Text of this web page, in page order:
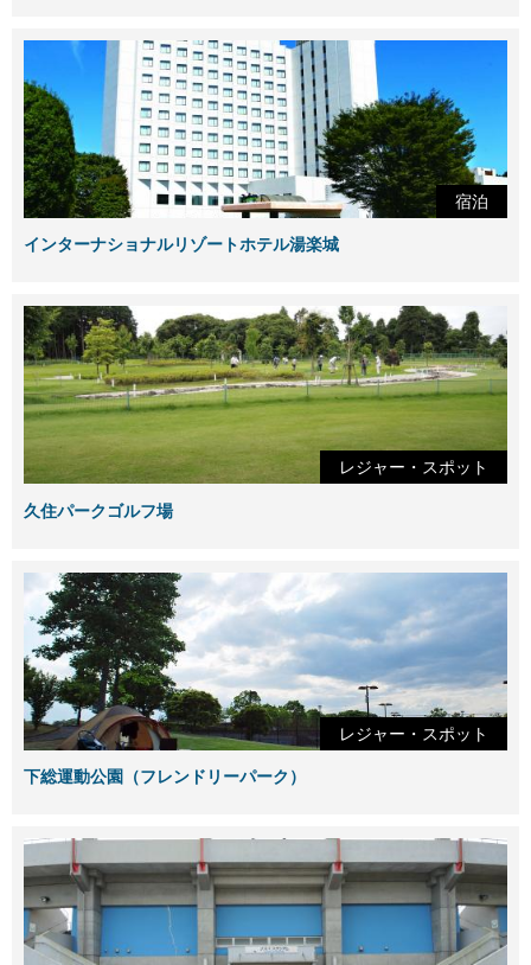
宿泊
インターナショナルリゾートホテル湯楽城
レジャー・スポット
久住パークゴルフ場
レジャー・スポット
下総運動公園（フレンドリーパーク）